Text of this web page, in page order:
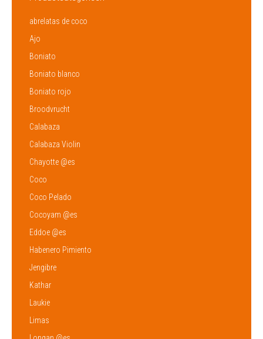
abrelatas de coco
Ajo
Boniato
Boniato blanco
Boniato rojo
Broodvrucht
Calabaza
Calabaza Violin
Chayotte @es
Coco
Coco Pelado
Cocoyam @es
Eddoe @es
Habenero Pimiento
Jengibre
Kathar
Laukie
Limas